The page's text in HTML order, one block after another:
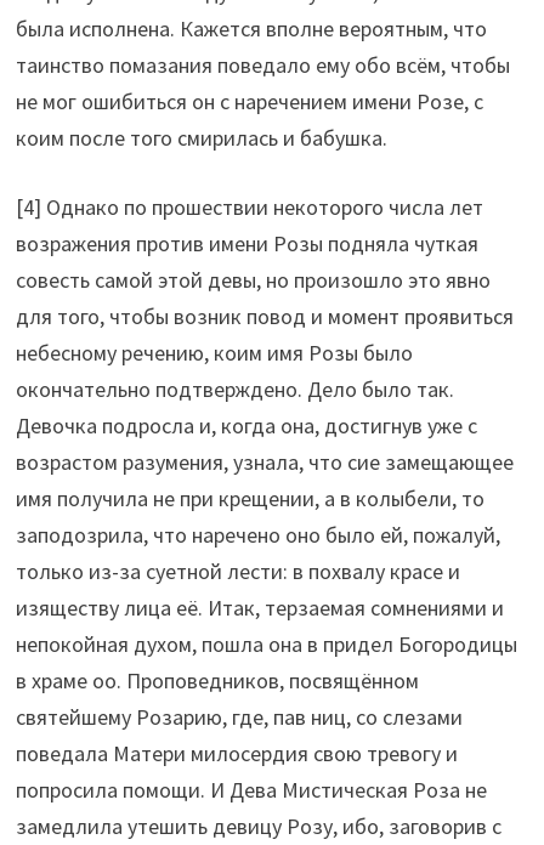
была исполнена. Кажется вполне вероятным, что
таинство помазания поведало ему обо всём, чтобы
не мог ошибиться он с наречением имени Розе, с
коим после того смирилась и бабушка.
[4] Однако по прошествии некоторого числа лет
возражения против имени Розы подняла чуткая
совесть самой этой девы, но произошло это явно
для того, чтобы возник повод и момент проявиться
небесному речению, коим имя Розы было
окончательно подтверждено. Дело было так.
Девочка подросла и, когда она, достигнув уже с
возрастом разумения, узнала, что сие замещающее
имя получила не при крещении, а в колыбели, то
заподозрила, что наречено оно было ей, пожалуй,
только из-за суетной лести: в похвалу красе и
изяществу лица её. Итак, терзаемая сомнениями и
непокойная духом, пошла она в придел Богородицы
в храме оо. Проповедников, посвящённом
святейшему Розарию, где, пав ниц, со слезами
поведала Матери милосердия свою тревогу и
попросила помощи. И Дева Мистическая Роза не
замедлила утешить девицу Розу, ибо, заговорив с